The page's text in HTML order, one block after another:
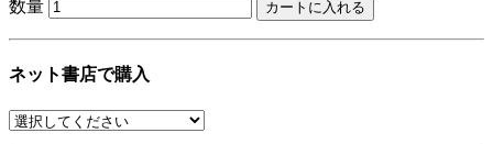
数量
ネット書店で購入